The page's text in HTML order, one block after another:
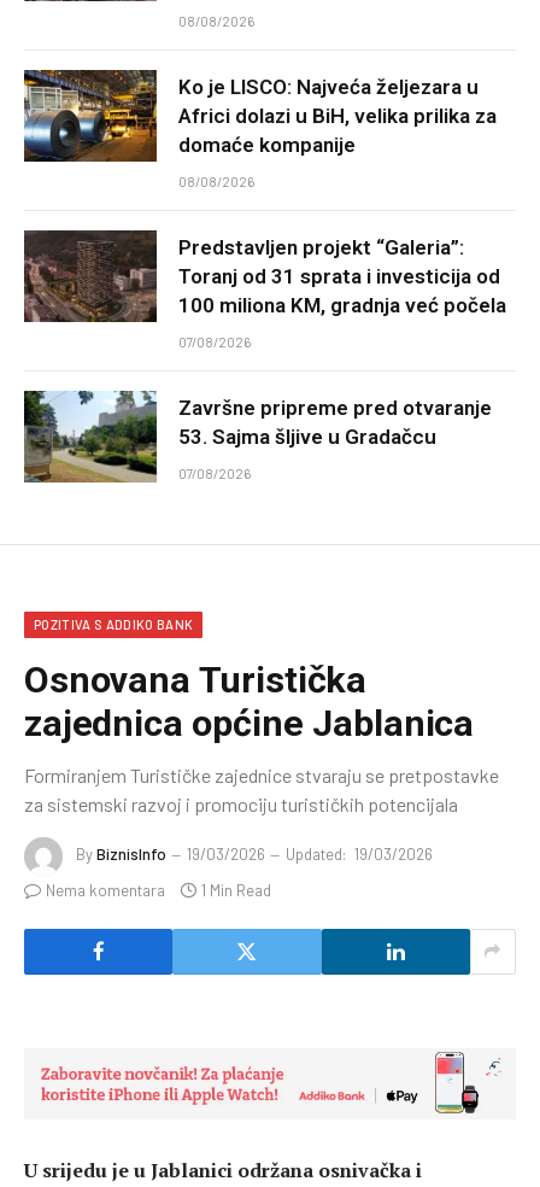
08/08/2026
Ko je LISCO: Najveća željezara u
Africi dolazi u BiH, velika prilika za
domaće kompanije
08/08/2026
Predstavljen projekt “Galeria”:
Toranj od 31 sprata i investicija od
100 miliona KM, gradnja već počela
07/08/2026
Završne pripreme pred otvaranje
53. Sajma šljive u Gradačcu
07/08/2026
POZITIVA S ADDIKO BANK
Osnovana Turistička
zajednica općine Jablanica
Formiranjem Turističke zajednice stvaraju se pretpostavke
za sistemski razvoj i promociju turističkih potencijala
ByBiznisInfo 19/03/2026 Updated: 19/03/2026
Nema komentara
1 Min Read
U srijedu je u Jablanici održana osnivačka i